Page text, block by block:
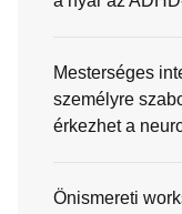
Mesterséges
személyre
érkezhet a
Önismereti